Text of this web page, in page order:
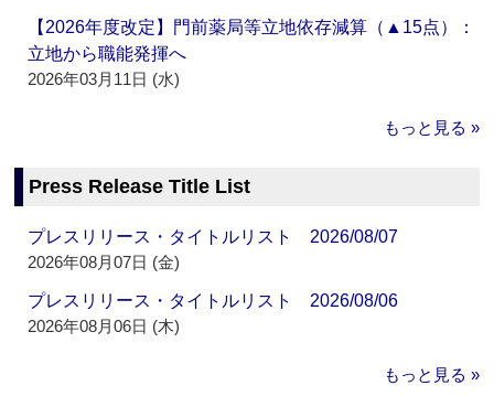
【2026年度改定】門前薬局等立地依存減算（▲15点）：
立地から職能発揮へ
2026年03月11日 (水)
もっと見る »
Press Release Title List
プレスリリース・タイトルリスト 2026/08/07
2026年08月07日 (金)
プレスリリース・タイトルリスト 2026/08/06
2026年08月06日 (木)
もっと見る »